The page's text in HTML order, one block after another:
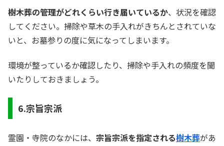
樹木葬の管理がどれくらい行き届いているか、状況を確認
してください。掃除や草木の手入れがきちんとされていな
いと、お墓参りの度に気になってしまいます。
環境が整っているか確認したり、掃除や手入れの頻度を聞
いたりしておきましょう。
6.宗旨宗派
霊園・寺院のなかには、 宗旨宗派を指定される樹木葬があ